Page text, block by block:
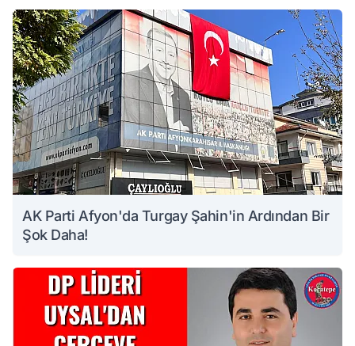
AK Parti Afyon'da Turgay Şahin'in Ardından Bir
Şok Daha!